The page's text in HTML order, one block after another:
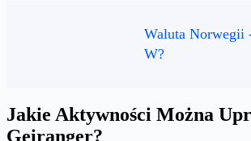
Waluta Norwegii
W?
Jakie Aktywności Można
Geiranger?